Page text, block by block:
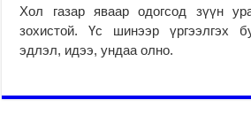
Хол газар яваар одогсод зүүн
зохистой. Үс шинээр үргээлгэх
эдлэл, идээ, ундаа олно.